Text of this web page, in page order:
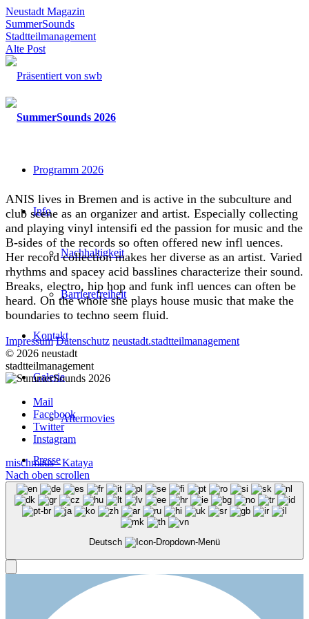
Neustadt Magazin
SummerSounds
Stadtteilmanagement
Alte Post
Programm 2026
Info
Nachhaltigkeit
Barrierefreiheit
Kontakt
Galerie
Aftermovies
Presse
Menü
ANIS lives in Bremen and is active in the subculture and
club scene as an organizer and artist. Especially collecting
and playing vinyl intensifi ed the passion for music and the
B-sides of the records so often offered new infl uences.
Her record collection makes her diverse as an artist. Varied
rhythms and spacey acid basslines characterize their sound.
Breaks, electro, hip hop and funk infl uences can often be
heard. On the whole she plays house music that make the
boundaries to techno seem fluid.
Impressum Datenschutz neustadt.stadtteilmanagement
© 2026 neustadt
stadtteilmanagement
Mail
Facebook
Twitter
Instagram
mischmaus
Kataya
Nach oben scrollen
Deutsch